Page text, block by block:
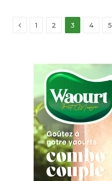
Previous
1 2 3 4 5